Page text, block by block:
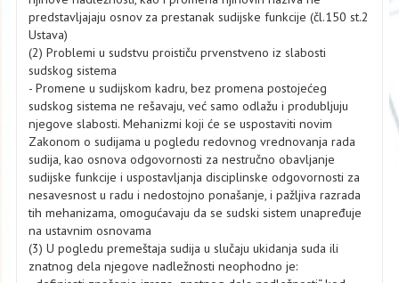
predstavljajaju osnov za prestanak sudijske funkcije (čl.150 st.2
Ustava)
(2) Problemi u sudstvu proističu prvenstveno iz slabosti
sudskog sistema
- Promene u sudijskom kadru, bez promena postojećeg
sudskog sistema ne rešavaju, već samo odlažu i produbljuju
njegove slabosti. Mehanizmi koji će se uspostaviti novim
Zakonom o sudijama u pogledu redovnog vrednovanja rada
sudija, kao osnova odgovornosti za nestručno obavljanje
sudijske funkcije i uspostavljanja disciplinske odgovornosti za
nesavesnost u radu i nedostojno ponašanje, i pažljiva razrada
tih mehanizama, omogućavaju da se sudski sistem unapređuje
na ustavnim osnovama
(3) U pogledu premeštaja sudija u slučaju ukidanja suda ili
znatnog dela njegove nadležnosti neophodno je: